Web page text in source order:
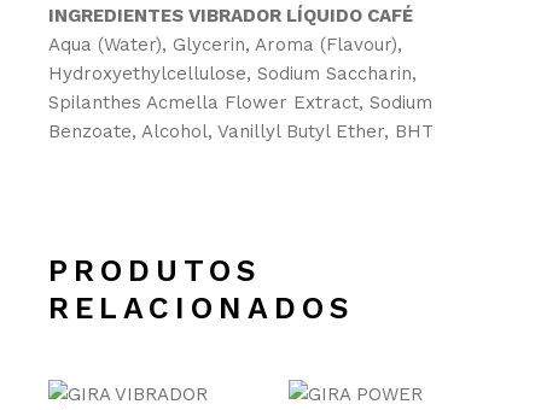
INGREDIENTES VIBRADOR LÍQUIDO CAFÉ
Aqua (Water), Glycerin, Aroma (Flavour),
Hydroxyethylcellulose, Sodium Saccharin,
Spilanthes Acmella Flower Extract, Sodium
Benzoate, Alcohol, Vanillyl Butyl Ether, BHT
PRODUTOS
RELACIONADOS